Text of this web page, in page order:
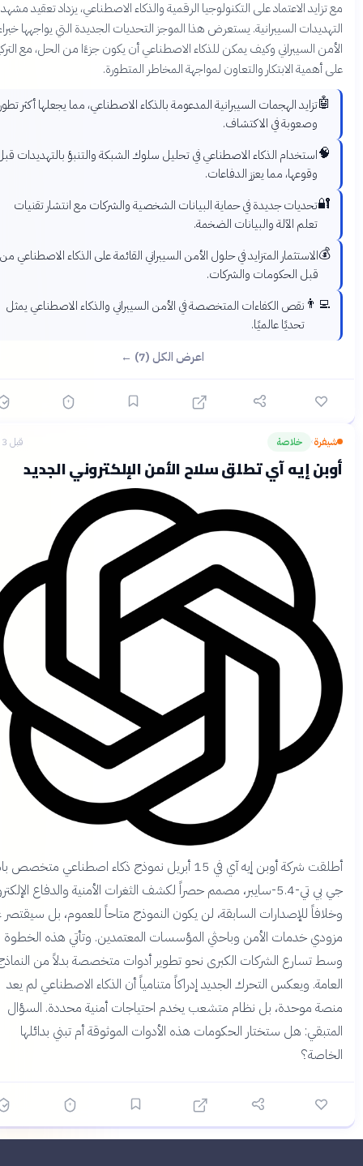
الاعتماد على التكنولوجيا الرقمية والذكاء الاصطناعي، يزداد تعقيد مشهد
السيبرانية. يستعرض هذا الموجز التحديات الجديدة التي يواجهها خبراء
السيبراني وكيف يمكن للذكاء الاصطناعي أن يكون جزءًا من الحل، مع التركيز
أهمية الابتكار والتعاون لمواجهة المخاطر المتطورة.
تزايد الهجمات السيبرانية المدعومة بالذكاء الاصطناعي، مما يجعلها أكثر تطوراً
وصعوبة في الاكتشاف.
استخدام الذكاء الاصطناعي في تحليل سلوك الشبكة والتنبؤ بالتهديدات قبل
وقوعها، مما يعزز الدفاعات.
تحديات جديدة في حماية البيانات الشخصية والشركات مع انتشار تقنيات
تعلم الآلة والبيانات الضخمة.
الاستثمار المتزايد في حلول الأمن السيبراني القائمة على الذكاء الاصطناعي من
قبل الحكومات والشركات.
نقص الكفاءات المتخصصة في الأمن السيبراني والذكاء الاصطناعي يمثل
تحديًا عالميًا.
اعرض الكل (7) ←
› خلاصة
إيه آي تطلق سلاح الأمن الإلكتروني الجديد
أطلقت شركة أوبن إيه آي في 15 أبريل نموذج ذكاء اصطناعي متخصص باسم
جي بي تي-5.4-سايبر، مصمم حصراً لكشف الثغرات الأمنية والدفاع الإلكتروني.
للإصدارات السابقة، لن يكون النموذج متاحاً للعموم، بل سيقتصر على
خدمات الأمن وباحثي المؤسسات المعتمدين. وتأتي هذه الخطوة
تسارع الشركات الكبرى نحو تطوير أدوات متخصصة بدلاً من النماذج
ويعكس التحرك الجديد إدراكاً متنامياً أن الذكاء الاصطناعي لم يعد
موحدة، بل نظام متشعب يخدم احتياجات أمنية محددة. السؤال
هل ستختار الحكومات هذه الأدوات الموثوقة أم تبني بدائلها